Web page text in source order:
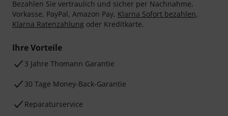
Bezahlen Sie vertraulich und sicher per Nachnahme,
Vorkasse, PayPal, Amazon Pay, Klarna Sofort bezahlen,
Klarna Ratenzahlung oder Kreditkarte.
Ihre Vorteile
3 Jahre Thomann Garantie
30 Tage Money-Back-Garantie
Reparaturservice